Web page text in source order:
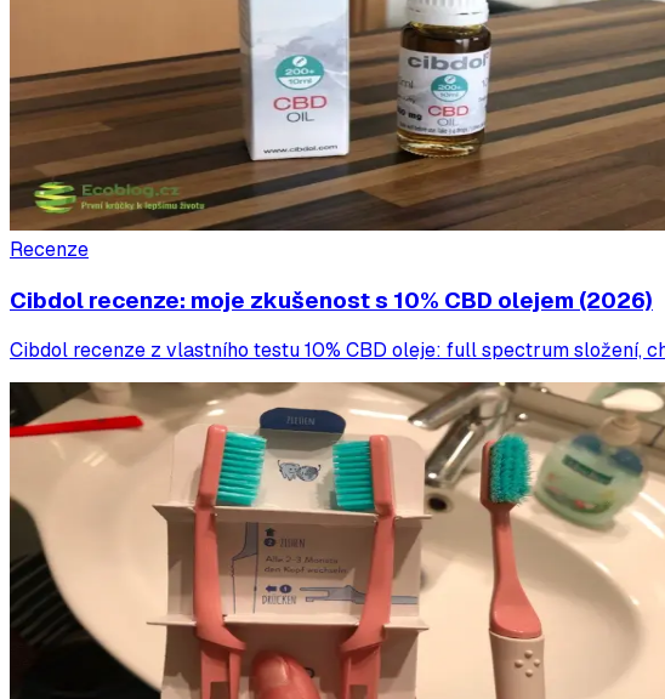
Recenze
Cibdol recenze: moje zkušenost s 10% CBD olejem (2026)
Cibdol recenze z vlastního testu 10% CBD oleje: full spectrum složení,